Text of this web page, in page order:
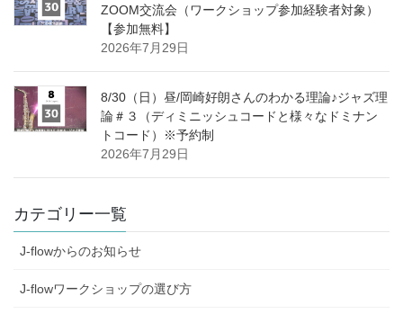
ZOOM交流会（ワークショップ参加経験者対象）
【参加無料】
2026年7月29日
8/30（日）昼/岡崎好朗さんのわかる理論♪ジャズ理
論＃３（ディミニッシュコードと様々なドミナン
トコード）※予約制
2026年7月29日
カテゴリー一覧
J-flowからのお知らせ
J-flowワークショップの選び方